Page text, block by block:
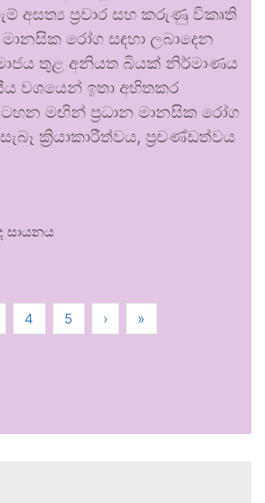
අසත්‍ය ප්‍රචාර සහ කරුණු විකෘති
රෝග සඳහා ලබාදෙන
තුළ අනියත බියක් නිර්මාණය
වශයෙන් ඉතා අහිතකර
මඟින් ප්‍රධාන මානසික රෝග
ක්‍රියාකාරීත්වය, ප්‍රචණ්ඩත්වය
සායනය
4 5 › »